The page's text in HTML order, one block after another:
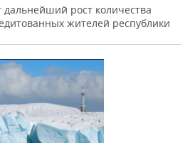
рост количества
жителей республики